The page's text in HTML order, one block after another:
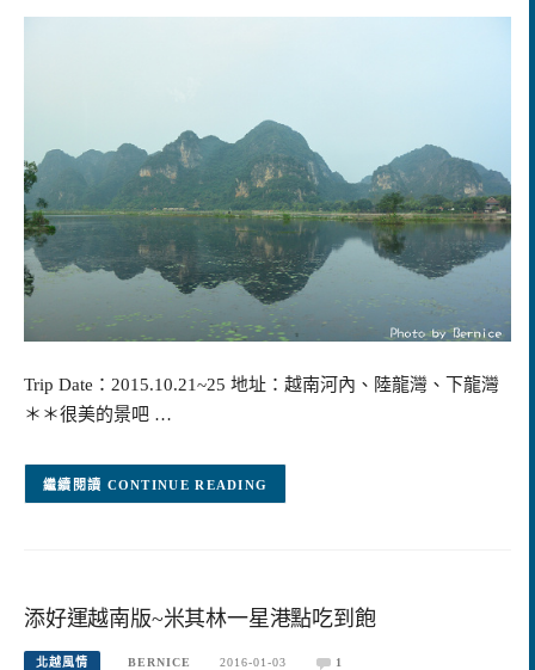
Trip Date：2015.10.21~25 地址：越南河內、陸龍灣、下龍灣
＊＊很美的景吧 …
CONTINUE READING
添好運越南版~米其林一星港點吃到飽
北越風情 BERNICE 2016-01-03 1